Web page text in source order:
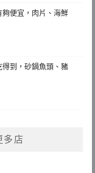
夠便宜，肉片、海鮮
得到，砂鍋魚頭、豬
多店